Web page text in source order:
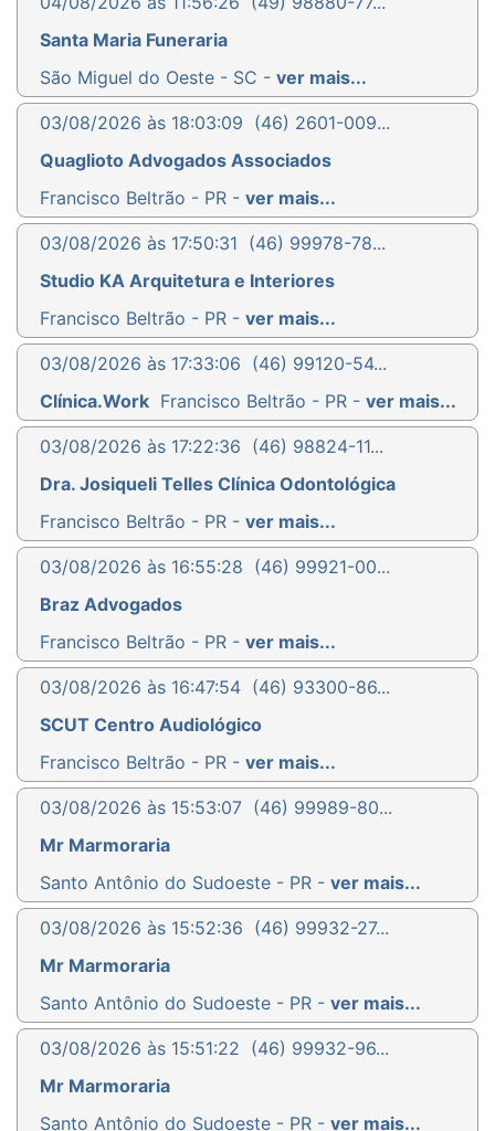
Santa Maria Funeraria
São Miguel do Oeste - SC - ver mais...
03/08/2026 às 18:03:09 (46) 2601-009...
Quaglioto Advogados Associados
Francisco Beltrão - PR - ver mais...
03/08/2026 às 17:50:31 (46) 99978-78...
Studio KA Arquitetura e Interiores
Francisco Beltrão - PR - ver mais...
03/08/2026 às 17:33:06 (46) 99120-54...
Clínica.Work Francisco Beltrão - PR - ver mais...
03/08/2026 às 17:22:36 (46) 98824-11...
Dra. Josiqueli Telles Clínica Odontológica
Francisco Beltrão - PR - ver mais...
03/08/2026 às 16:55:28 (46) 99921-00...
Braz Advogados
Francisco Beltrão - PR - ver mais...
03/08/2026 às 16:47:54 (46) 93300-86...
SCUT Centro Audiológico
Francisco Beltrão - PR - ver mais...
03/08/2026 às 15:53:07 (46) 99989-80...
Mr Marmoraria
Santo Antônio do Sudoeste - PR - ver mais...
03/08/2026 às 15:52:36 (46) 99932-27...
Mr Marmoraria
Santo Antônio do Sudoeste - PR - ver mais...
03/08/2026 às 15:51:22 (46) 99932-96...
Mr Marmoraria
Santo Antônio do Sudoeste - PR - ver mais...